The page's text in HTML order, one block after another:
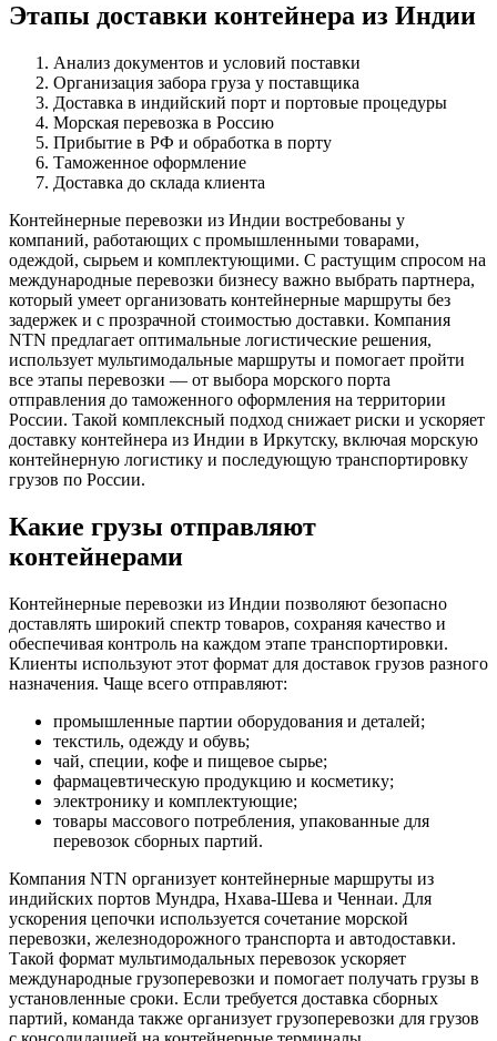
Этапы доставки контейнера из Индии
Анализ документов и условий поставки
Организация забора груза у поставщика
Доставка в индийский порт и портовые процедуры
Морская перевозка в Россию
Прибытие в РФ и обработка в порту
Таможенное оформление
Доставка до склада клиента
Контейнерные перевозки из Индии востребованы у
компаний, работающих с промышленными товарами,
одеждой, сырьем и комплектующими. С растущим спросом на
международные перевозки бизнесу важно выбрать партнера,
который умеет организовать контейнерные маршруты без
задержек и с прозрачной стоимостью доставки. Компания
NTN предлагает оптимальные логистические решения,
использует мультимодальные маршруты и помогает пройти
все этапы перевозки — от выбора морского порта
отправления до таможенного оформления на территории
России. Такой комплексный подход снижает риски и ускоряет
доставку контейнера из Индии в Иркутску, включая морскую
контейнерную логистику и последующую транспортировку
грузов по России.
Какие грузы отправляют
контейнерами
Контейнерные перевозки из Индии позволяют безопасно
доставлять широкий спектр товаров, сохраняя качество и
обеспечивая контроль на каждом этапе транспортировки.
Клиенты используют этот формат для доставок грузов разного
назначения. Чаще всего отправляют:
промышленные партии оборудования и деталей;
текстиль, одежду и обувь;
чай, специи, кофе и пищевое сырье;
фармацевтическую продукцию и косметику;
электронику и комплектующие;
товары массового потребления, упакованные для
перевозок сборных партий.
Компания NTN организует контейнерные маршруты из
индийских портов Мундра, Нхава-Шева и Ченнаи. Для
ускорения цепочки используется сочетание морской
перевозки, железнодорожного транспорта и автодоставки.
Такой формат мультимодальных перевозок ускоряет
международные грузоперевозки и помогает получать грузы в
установленные сроки. Если требуется доставка сборных
партий, команда также организует грузоперевозки для грузов